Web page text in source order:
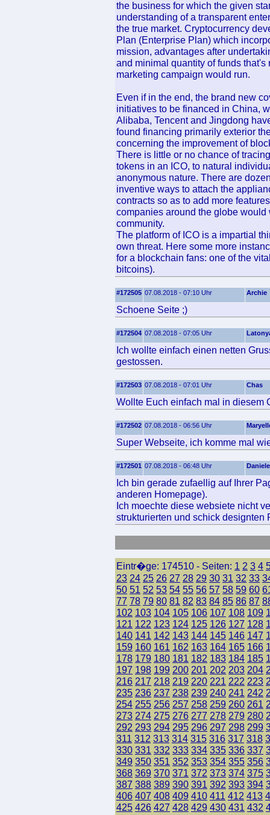
the business for which the given
understanding of a transparent
the true market. Cryptocurrency
Plan (Enterprise Plan) which
mission, advantages after
and minimal quantity of funds
marketing campaign would run.
Even if in the end, the brand new
initiatives to be financed in China,
Alibaba, Tencent and Jingdong
found financing primarily exterior
concerning the improvement of
There is little or no chance of
tokens in an ICO, to natural
anonymous nature. There are
inventive ways to attach the
contracts so as to add more
companies around the globe
community.
The platform of ICO is a impartial
own threat. Here some more
for a blockchain fans: one of the
bitcoins).
#172505 07.08.2018 - 07:10 Uhr Archie
Schoene Seite ;)
#172504 07.08.2018 - 07:05 Uhr
Ich wollte einfach einen netten
gestossen.
#172503 07.08.2018 - 07:01 Uhr Chas
Wollte Euch einfach mal in diesem
#172502 07.08.2018 - 06:56 Uhr
Super Webseite, ich komme mal
#172501 07.08.2018 - 06:48 Uhr Daniele
Ich bin gerade zufaellig auf Ihrer
anderen Homepage).
Ich moechte diese websiete nicht
strukturierten und schick designten
Eintr�ge: 174510 - Seiten: 1 2 3 4
23 24 25 26 27 28 29 30 31 32 33
50 51 52 53 54 55 56 57 58 59 60
77 78 79 80 81 82 83 84 85 86 87
102 103 104 105 106 107 108 109
121 122 123 124 125 126 127 128
140 141 142 143 144 145 146 147
159 160 161 162 163 164 165 166
178 179 180 181 182 183 184 185
197 198 199 200 201 202 203 204
216 217 218 219 220 221 222 223
235 236 237 238 239 240 241 242
254 255 256 257 258 259 260 261
273 274 275 276 277 278 279 280
292 293 294 295 296 297 298 299
311 312 313 314 315 316 317 318
330 331 332 333 334 335 336 337
349 350 351 352 353 354 355 356
368 369 370 371 372 373 374 375
387 388 389 390 391 392 393 394
406 407 408 409 410 411 412 413
425 426 427 428 429 430 431 432